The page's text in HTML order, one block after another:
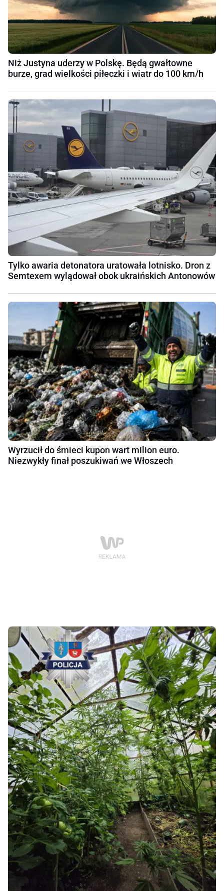
Niż Justyna uderzy w Polskę. Będą gwałtowne
burze, grad wielkości piłeczki i wiatr do 100 km/h
Tylko awaria detonatora uratowała lotnisko. Dron z
Semtexem wylądował obok ukraińskich Antonowów
Wyrzucił do śmieci kupon wart milion euro.
Niezwykły finał poszukiwań we Włoszech